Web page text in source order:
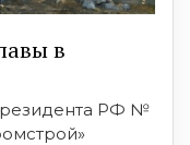
в
РФ №